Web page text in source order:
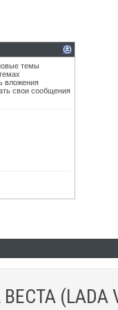
темы
вложения
свои сообщения
(LADA